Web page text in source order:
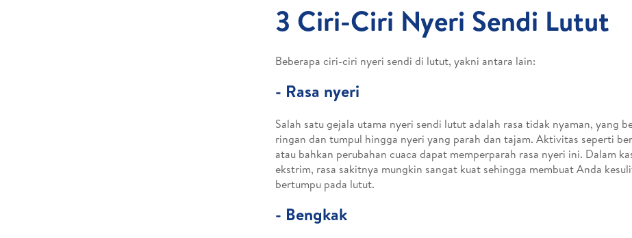
3 Ciri-Ciri Nyeri Sendi Lutut
Beberapa ciri-ciri nyeri sendi di lutut, yakni antara lain:
- Rasa nyeri
Salah satu gejala utama nyeri sendi lutut adalah rasa tidak nyaman, yang
ringan dan tumpul hingga nyeri yang parah dan tajam. Aktivitas seperti
atau bahkan perubahan cuaca dapat memperparah rasa nyeri ini. Dalam
ekstrim, rasa sakitnya mungkin sangat kuat sehingga membuat Anda
bertumpu pada lutut.
- Bengkak